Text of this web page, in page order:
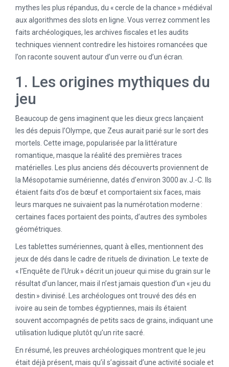
mythes les plus répandus, du « cercle de la chance » médiéval
aux algorithmes des slots en ligne. Vous verrez comment les
faits archéologiques, les archives fiscales et les audits
techniques viennent contredire les histoires romancées que
l’on raconte souvent autour d’un verre ou d’un écran.
1. Les origines mythiques du
jeu
Beaucoup de gens imaginent que les dieux grecs lançaient
les dés depuis l’Olympe, que Zeus aurait parié sur le sort des
mortels. Cette image, popularisée par la littérature
romantique, masque la réalité des premières traces
matérielles. Les plus anciens dés découverts proviennent de
la Mésopotamie sumérienne, datés d’environ 3000 av. J.-C. Ils
étaient faits d’os de bœuf et comportaient six faces, mais
leurs marques ne suivaient pas la numérotation moderne :
certaines faces portaient des points, d’autres des symboles
géométriques.
Les tablettes sumériennes, quant à elles, mentionnent des
jeux de dés dans le cadre de rituels de divination. Le texte de
« l’Enquête de l’Uruk » décrit un joueur qui mise du grain sur le
résultat d’un lancer, mais il n’est jamais question d’un « jeu du
destin » divinisé. Les archéologues ont trouvé des dés en
ivoire au sein de tombes égyptiennes, mais ils étaient
souvent accompagnés de petits sacs de grains, indiquant une
utilisation ludique plutôt qu’un rite sacré.
En résumé, les preuves archéologiques montrent que le jeu
était déjà présent, mais qu’il s’agissait d’une activité sociale et